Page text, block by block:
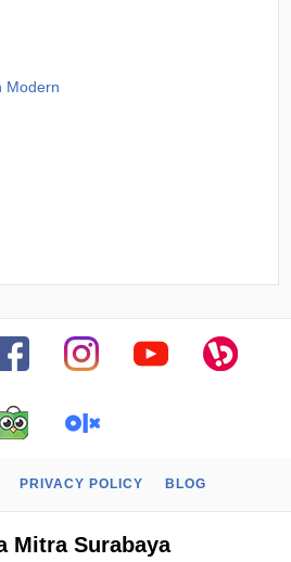
Modern
PRIVACY POLICY BLOG
Mitra Surabaya